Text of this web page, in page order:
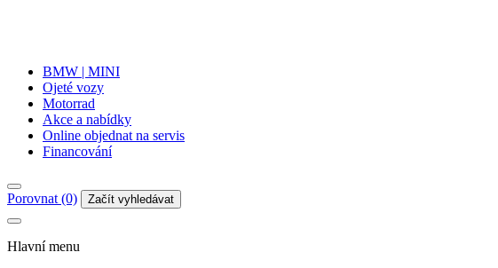
BMW | MINI
Ojeté vozy
Motorrad
Akce a nabídky
Online objednat na servis
Financování
Porovnat (0) Začít vyhledávat
Hlavní menu